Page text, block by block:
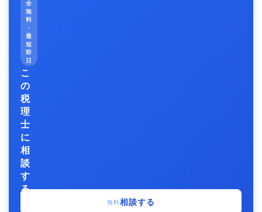
全
無
料
・
最
短
即
日
こ
の
税
理
士
に
相
談
す
る
無料相談する